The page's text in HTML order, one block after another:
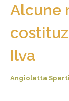
Alcune
Ilva
Angioletta Sperti